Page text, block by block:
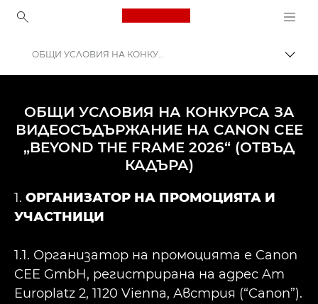
Canon Logo, back to
Присъединете се: кампании и програми
ОТВЪД КАДЪРА
ОБЩИ УСЛОВИЯ НА КОНКУРСА ЗА ВИДЕОСЪДЪРЖАНИЕ НА CANON CEE „BEYOND THE FRAME“ (ОТВЪД КАДЪРА)
ОБЩИ УСЛОВИЯ НА КОНКУРСА ЗА
ВИДЕОСЪДЪРЖАНИЕ НА CANON CEE
„BEYOND THE FRAME 2026“ (ОТВЪД
КАДЪРА)
1. ОРГАНИЗАТОР НА ПРОМОЦИЯТА И
УЧАСТНИЦИ
1.1. Организатор на промоцията е Canon
CEE GmbH, регистрирана на адрес Am
Europlatz 2, 1120 Vienna, Австрия (“Canon”).